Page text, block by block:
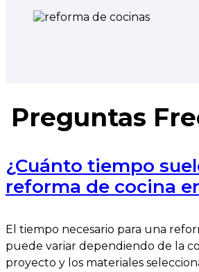
Preguntas
¿Cuánto tiempo
reforma de cocina
El tiempo necesario para una
puede variar dependiendo de la
proyecto y los materiales